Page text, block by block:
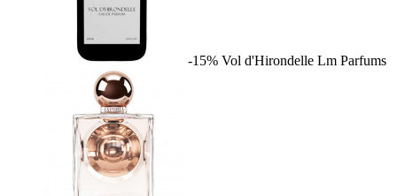
-15% Vol d'Hirondelle Lm Parfums